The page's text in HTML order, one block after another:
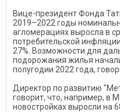
Вице-президент Фонда
2019–2022 годы
агломерациях выросла в
потребительской
27%. Возможности для
подорожания жилья
полугодии 2022 года,
Директор по развитию
говорит, что, например, в
новостройках выросли на